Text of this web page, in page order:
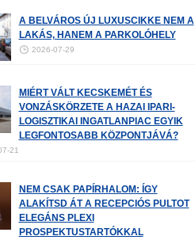
A BELVÁROS ÚJ LUXUSCIKKE NEM A
LAKÁS, HANEM A PARKOLÓHELY
2026-07-29
MIÉRT VÁLT KECSKEMÉT ÉS
VONZÁSKÖRZETE A HAZAI IPARI-
LOGISZTIKAI INGATLANPIAC EGYIK
LEGFONTOSABB KÖZPONTJÁVÁ?
21
NEM CSAK PAPÍRHALOM: ÍGY
ALAKÍTSD ÁT A RECEPCIÓS PULTOT
ELEGÁNS PLEXI
PROSPEKTUSTARTÓKKAL